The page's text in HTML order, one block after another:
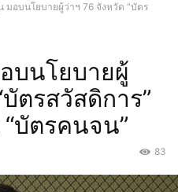
มอบนโยบายผู้ว่าฯ 76 จังหวัด “บัตร
บนโยบายผู้
ตรสวัสดิการ”
บัตรคนจน”
83